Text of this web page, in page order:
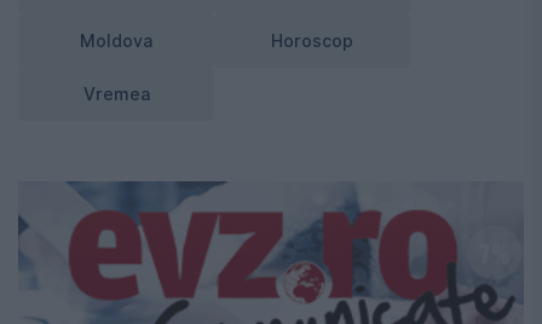
Moldova Horoscop
Vremea